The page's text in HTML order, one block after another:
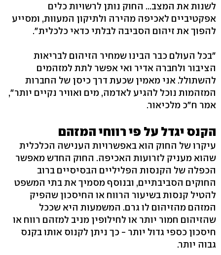
לשנות את המצב... החוק נותן לרשויות כלים
אפקטיביים לאכיפה מהירה ולתיקון המעוות, ומסייע
להפוך את זיהום הסביבה לבלתי כדאי כלכלית".
"בכל העולם כבר הבינו שמחיר הזיהום לבריאות
הציבור ולחברה אדיר ואי אפשר לתת למזהמים
להשתולל. אני מאמין שכעת דרך כיסן של החברות
המזהמות נוכל להגיע לאדמה, מים ואוויר נקיים יותר",
אמר ח"כ מלכיאור.
הקנס יגדל על פי רווחי המזהם
עיקרו של החוק הוא באפשרויות הענישה הכלכלית
שהוא מעניק לזרועות האכיפה. החוק החדש מאפשר
הכפלה של הקנסות הפליליים הבסיסיים ברוב
החוקים הסביבתיים, ובנוסף מסמיך את בתי המשפט
להטיל קנסות בשיעור הרווח או החיסכון שהפיק
המזהם מהזיהום לו גרם. המשמעות היא שככל
שהזיהום חמור יותר או לחילופין מניב למזהם רווח או
חיסכון כספי גדול יותר - כך ניתן לקנוס אותו בקנס
גבוה יותר.